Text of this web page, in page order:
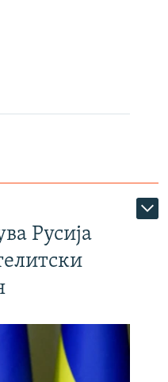
Русија